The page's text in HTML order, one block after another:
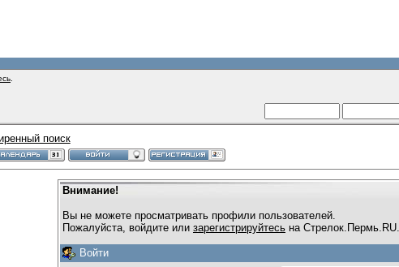
поиск
Внимание!
Вы не можете просматривать профили пользователей.
Пожалуйста, войдите или зарегистрируйтесь на Стрелок.Пермь.RU.
Войти